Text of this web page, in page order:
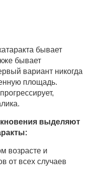
бывает
бывает
вариант никогда
площадь.
выделяют
возрасте и
от всех случаев